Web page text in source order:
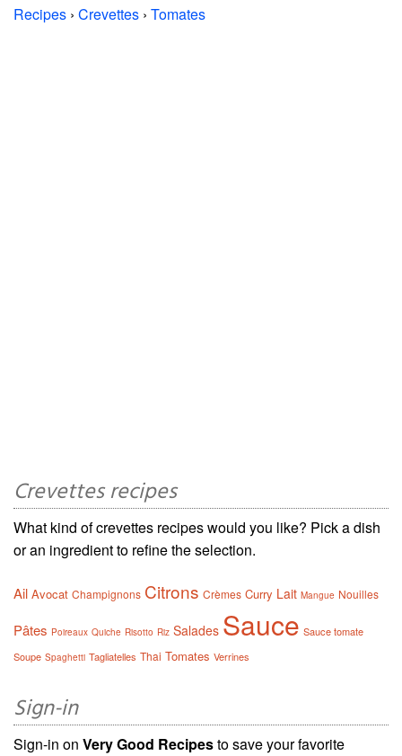
Recipes › Crevettes › Tomates
Crevettes recipes
What kind of crevettes recipes would you like? Pick a dish
or an ingredient to refine the selection.
Ail Avocat Champignons Citrons Crèmes Curry Lait Mangue Nouilles
Pâtes Poireaux Quiche Risotto Riz Salades Sauce Sauce tomate
Soupe Spaghetti Tagliatelles Thai Tomates Verrines
Sign-in
Sign-in on Very Good Recipesto save your favorite